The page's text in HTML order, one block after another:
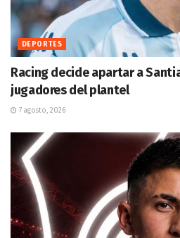
DEPORTES
Racing decide apartar a
jugadores del plantel
7 agosto, 2026